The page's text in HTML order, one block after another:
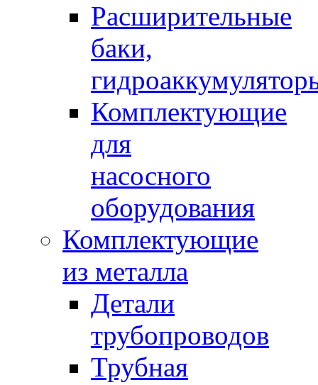
Расширительные
баки,
Комплектующие
для
насосного
оборудования
Комплектующие
из металла
Детали
трубопроводов
Трубная